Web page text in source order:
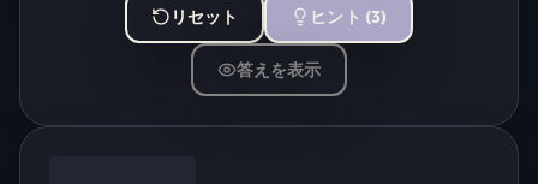
リセット ヒント (3)
答えを表示